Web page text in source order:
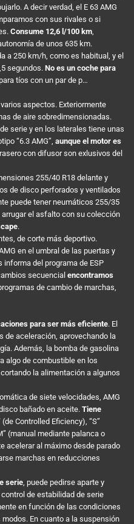
A decir verdad, el E 63 AMG
con sus rivales o si
Consume 12,6 l/100 km
de unos 635 km.
a 250 km/h, como es habitual, y el
segundos. No es un coche para
tíos con un par de p…
aspectos. Exteriormente
de aire sobredimensionadas.
serie y en los laterales tiene unas
“6.3 AMG”, aunque el motor es
con difusor son exlusivos del
255/40 R18 delante y
de disco perforados y ventilados
puede tener neumáticos 255/35
arrugar el asfalto con su colección
.
de corte más deportivo.
en el umbral de las puertas y
del programa de ESP
secuencial encontramos
de cambio de marchas,
para ser más eficiente. El
de aceleración, aprovechando la
Además, la bomba de gasolina
algo de combustible en los
la alimentación a algunos
de siete velocidades, AMG
bañado en aceite. Tiene
(de Controlled Eficiency), “S”
(manual mediante palanca o
acelerar al máximo desde parado
marchas en reducciones
serie , puede pedirse aparte y
de estabilidad de serie
en función de las condiciones
En cuanto a la suspensión